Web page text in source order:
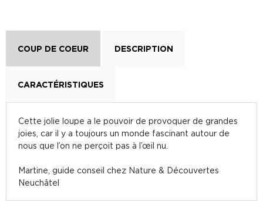
COUP DE COEUR DESCRIPTION
CARACTÉRISTIQUES
Cette jolie loupe a le pouvoir de provoquer de grandes
joies, car il y a toujours un monde fascinant autour de
nous que l’on ne perçoit pas à l’œil nu.
Martine, guide conseil chez Nature & Découvertes
Neuchâtel